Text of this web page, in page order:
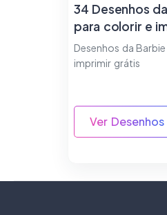
34 Desenhos
para colorir e
Desenhos da
imprimir grátis
Ver Desenhos